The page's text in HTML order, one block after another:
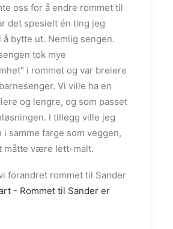
oss for å endre rommet til
det spesielt én ting jeg
å bytte ut. Nemlig sengen.
tok mye
i rommet og var breiere
Vi ville ha en
og lengre, og som passet
I tillegg ville jeg
i samme farge som veggen,
måtte være lett-malt.
forandret rommet til Sander
- Rommet til Sander er